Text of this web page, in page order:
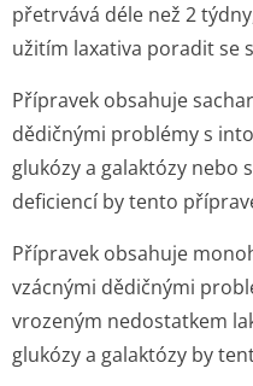
přetrvává déle než 2
užitím laxativa poradit se
Přípravek obsahuje
dědičnými problémy s
glukózy a galaktózy nebo
deficiencí by tento
Přípravek obsahuje
vzácnými dědičnými
vrozeným nedostatkem
glukózy a galaktózy by